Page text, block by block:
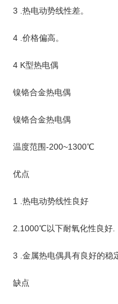
3 .热电动势线性差。
4 .价格偏高。
4 K型热电偶
镍铬合金热电偶
镍铬合金热电偶
温度范围-200~1300℃
优点
1 .热电动势线性良好
2.1000℃以下耐氧化性良好.
3 .金属热电偶具有良好的稳
缺点